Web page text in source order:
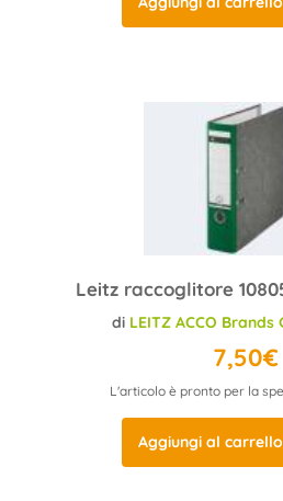
di LEITZ ACCO Brands
7,50€
L'articolo è pronto per la
Aggiungi al carrello